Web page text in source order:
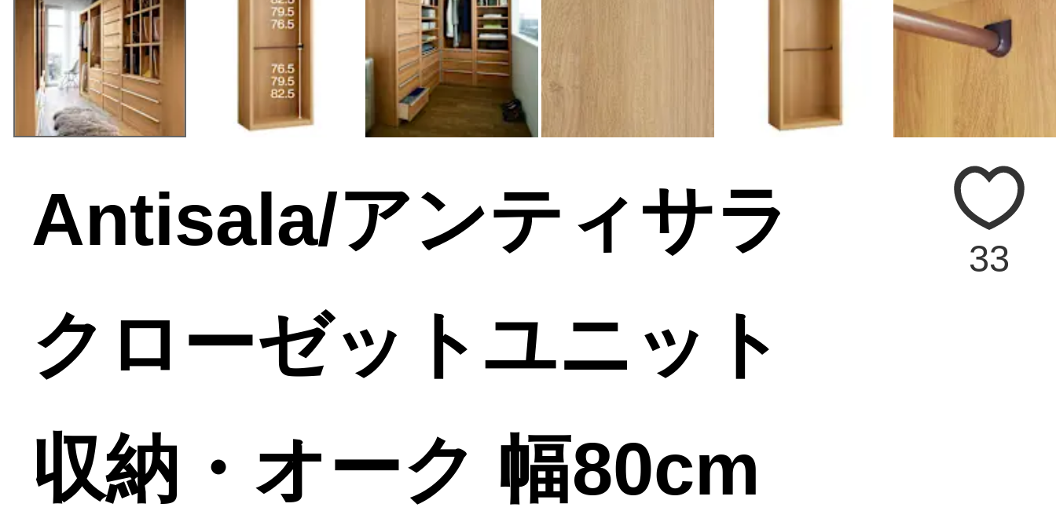
Antisala/アンティサラ
クローゼットユニット
収納・オーク 幅80cm
33